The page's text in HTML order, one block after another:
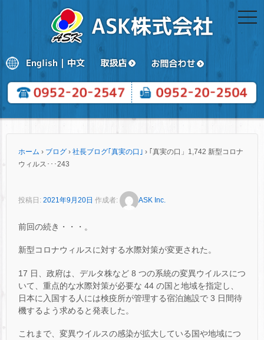
ホーム › ブログ › 社長ブログ｢真実の口｣ › ｢真実の口」1,742 新型コロナ
ウィルス･･･243
投稿日: 2021年9月20日 作成者: ASK Inc.
前回の続き・・・。
新型コロナウィルスに対する水際対策が変更された。
17 日、政府は、デルタ株など 8 つの系統の変異ウイルスにつ
いて、重点的な水際対策が必要な 44 の国と地域を指定し、
日本に入国する人には検疫所が管理する宿泊施設で 3 日間待
機するよう求めると発表した。
これまで、変異ウイルスの感染が拡大している国や地域につ